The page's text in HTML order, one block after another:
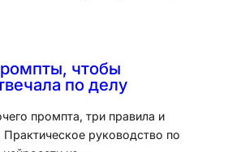
чтобы
по делу
промпта, три правила и
руководство по